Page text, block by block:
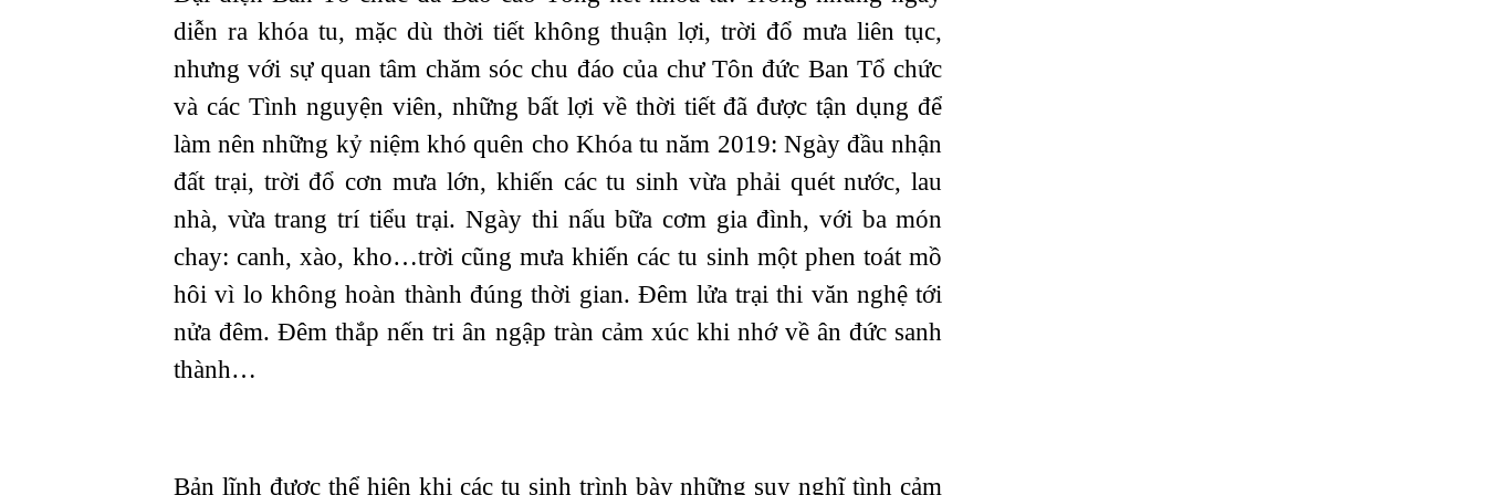
diễn ra khóa tu, mặc dù thời tiết không thuận lợi, trời đổ mưa liên tục,
nhưng với sự quan tâm chăm sóc chu đáo của chư Tôn đức Ban Tổ chức
và các Tình nguyện viên, những bất lợi về thời tiết đã được tận dụng để
làm nên những kỷ niệm khó quên cho Khóa tu năm 2019: Ngày đầu nhận
đất trại, trời đổ cơn mưa lớn, khiến các tu sinh vừa phải quét nước, lau
nhà, vừa trang trí tiểu trại. Ngày thi nấu bữa cơm gia đình, với ba món
chay: canh, xào, kho…trời cũng mưa khiến các tu sinh một phen toát mồ
hôi vì lo không hoàn thành đúng thời gian. Đêm lửa trại thi văn nghệ tới
nửa đêm. Đêm thắp nến tri ân ngập tràn cảm xúc khi nhớ về ân đức sanh
thành…
Bản lĩnh được thể hiện khi các tu sinh trình bày những suy nghĩ tình cảm